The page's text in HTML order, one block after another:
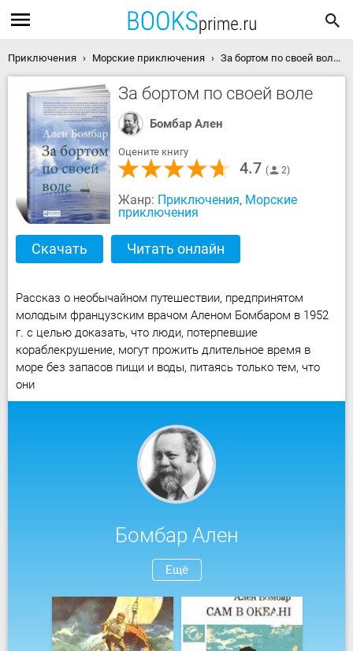
Приключения Морские приключения За бортом по своей воле скачать книгу
За бортом по своей воле
Бомбар Ален
Оцените книгу
4.7 2
Жанр: Приключения, Морские
приключения
Скачать Читать онлайн
Рассказ о необычайном путешествии, предпринятом
молодым французским врачом Аленом Бомбаром в 1952
г. с целью доказать, что люди, потерпевшие
кораблекрушение, могут прожить длительное время в
море без запасов пищи и воды, питаясь только тем, что
они
Бомбар Ален
Ещё